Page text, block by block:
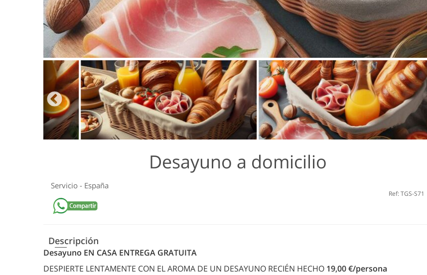
Desayuno a domicilio
Servicio - España
Ref: TGS-S71
Descripción
Desayuno EN CASA ENTREGA GRATUITA
DESPIERTE LENTAMENTE CON EL AROMA DE UN DESAYUNO RECIÉN HECHO 19,00 €/persona